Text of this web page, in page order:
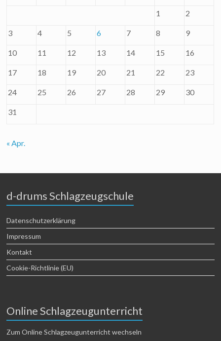
1 2
3 4 5 6 7 8 9
10 11 12 13 14 15 16
17 18 19 20 21 22 23
24 25 26 27 28 29 30
31
« Apr.
d-drums Schlagzeugschule
Datenschutzerklärung
Impressum
Kontakt
Cookie-Richtlinie (EU)
Online Schlagzeugunterricht
Zum Online Schlagzeugunterricht wechseln